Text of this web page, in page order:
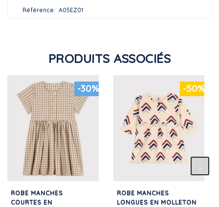
Référence
A05EZ01
PRODUITS ASSOCIÉS
-30%
ROBE MANCHES
COURTES EN
-50%
ROBE MANCHES
LONGUES EN MOLLETON